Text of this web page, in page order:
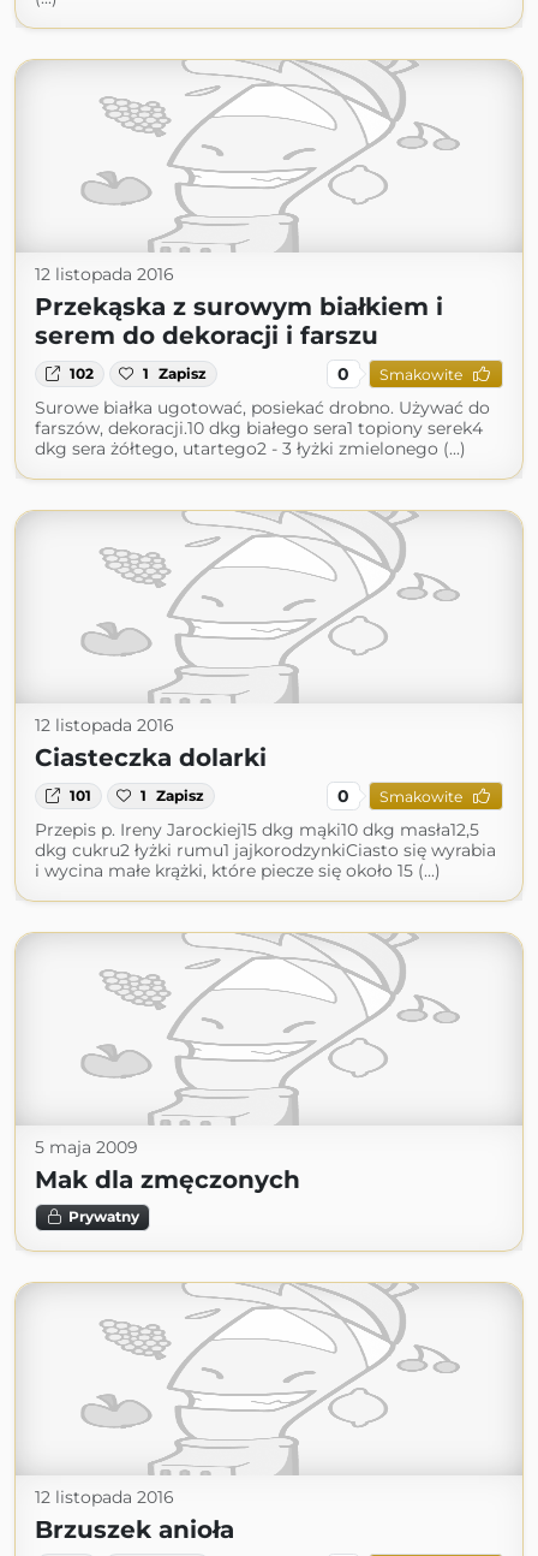
12 listopada 2016
Przekąska z surowym białkiem i
serem do dekoracji i farszu
102 1 Zapisz 0 Smakowite
Surowe białka ugotować, posiekać drobno. Używać do
farszów, dekoracji.10 dkg białego sera1 topiony serek4
dkg sera żółtego, utartego2 - 3 łyżki zmielonego (...)
12 listopada 2016
Ciasteczka dolarki
101 1 Zapisz 0 Smakowite
Przepis p. Ireny Jarockiej15 dkg mąki10 dkg masła12,5
dkg cukru2 łyżki rumu1 jajkorodzynkiCiasto się wyrabia
i wycina małe krążki, które piecze się około 15 (...)
5 maja 2009
Mak dla zmęczonych
Prywatny
12 listopada 2016
Brzuszek anioła